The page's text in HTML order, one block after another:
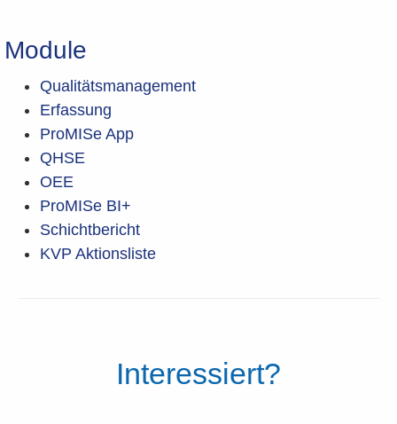
Module
Qualitätsmanagement
Erfassung
ProMISe App
QHSE
OEE
ProMISe BI+
Schichtbericht
KVP Aktionsliste
Interessiert?